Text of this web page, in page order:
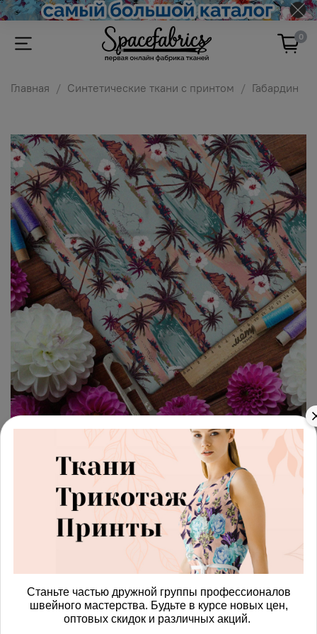
0
Главная Синтетические ткани с принтом Габардин
(0) арт.42871160_gabardin
Ткань габардин коричневые
пальмы и оазисы с цветами
Получить доступ к оптовым ценам
В корзину
Станьте частью дружной группы профессионалов
швейного мастерства. Будьте в курсе новых цен,
оптовых скидок и различных акций.